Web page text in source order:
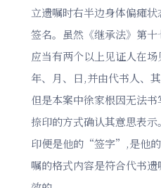
立遗嘱时右半边身体偏瘫
签名。虽然《继承法》第
应当有两个以上见证人在
年、月、日,并由代书人、
但是本案中徐家根因无法
捺印的方式确认其意思表
印便是他的“签字”,是他
嘱的格式内容是符合代书